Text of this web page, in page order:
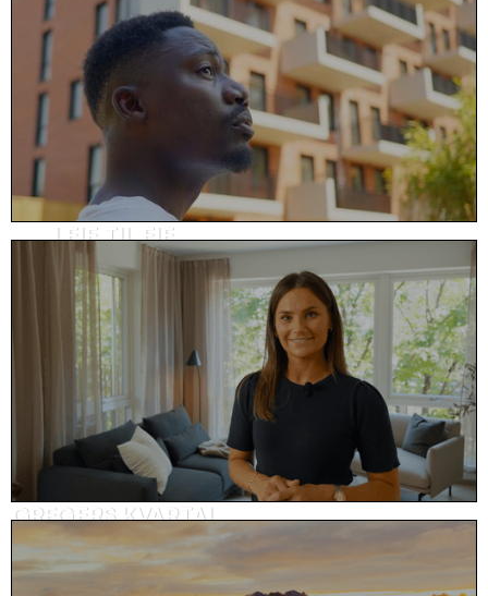
LEIE TIL EIE
Kundehistorie, eiendom
GREGERS KVARTAL
Visningsvideo, eiendom